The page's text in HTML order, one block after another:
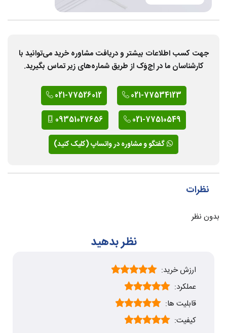
جهت کسب اطلاعات بیشتر و دریافت مشاوره خرید می‌توانید با
کارشناسان ما در اِچ‌وَک از طریق شماره‌های زیر تماس بگیرید.
021-77534123
021-77526012
021-77510549
09351027656
گفتگو و مشاوره در واتساپ (کلیک کنید)
نظرات
بدون نظر
نظر بدهید
ارزش خرید:
عملکرد:
قابلیت ها:
کیفیت: